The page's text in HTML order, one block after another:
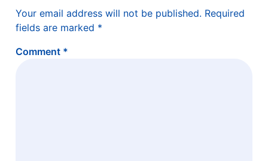
Your email address will not be published. Required
fields are marked *
Comment *